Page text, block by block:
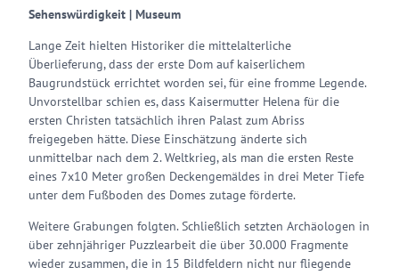
Sehenswürdigkeit | Museum
Lange Zeit hielten Historiker die mittelalterliche
Überlieferung, dass der erste Dom auf kaiserlichem
Baugrundstück errichtet worden sei, für eine fromme Legende.
Unvorstellbar schien es, dass Kaisermutter Helena für die
ersten Christen tatsächlich ihren Palast zum Abriss
freigegeben hätte. Diese Einschätzung änderte sich
unmittelbar nach dem 2. Weltkrieg, als man die ersten Reste
eines 7x10 Meter großen Deckengemäldes in drei Meter Tiefe
unter dem Fußboden des Domes zutage förderte.
Weitere Grabungen folgten. Schließlich setzten Archäologen in
über zehnjähriger Puzzlearbeit die über 30.000 Fragmente
wieder zusammen, die in 15 Bildfeldern nicht nur fliegende